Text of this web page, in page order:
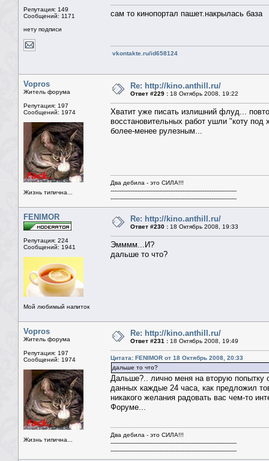
Репутация: 149
Сообщений: 1171
нету подписи
сам то кинопортал пашет.накрылась база
vkontakte.ru/id658124
Vopros
Житель форума
Репутация: 197
Сообщений: 1974
Жизнь типична...
Re: http://kino.anthill.ru/
Ответ #229 : 18 Октябрь 2008, 19:22
Хватит уже писать излишний флуд...
восстановительных работ ушли "коту
более-менее рулезным...
Два дебила - это СИЛА!!!
----------------------------------------------------------------------
----------------------------------------------------------------------
FENIMOR
Репутация: 224
Сообщений: 1941
Мой любимый напиток
Re: http://kino.anthill.ru/
Ответ #230 : 18 Октябрь 2008, 19:33
Эмммм...И?
дальше то что?
Vopros
Житель форума
Репутация: 197
Сообщений: 1974
Жизнь типична...
Re: http://kino.anthill.ru/
Ответ #231 : 18 Октябрь 2008, 19:49
Цитата: FENIMOR от 18 Октябрь 2008, 20:33
дальше то что?
Дальше?.. лично меня на вторую попытку
данных каждые 24 часа, как предложил
никакого желания радовать вас чем-то
Форуме...
Два дебила - это СИЛА!!!
----------------------------------------------------------------------
----------------------------------------------------------------------